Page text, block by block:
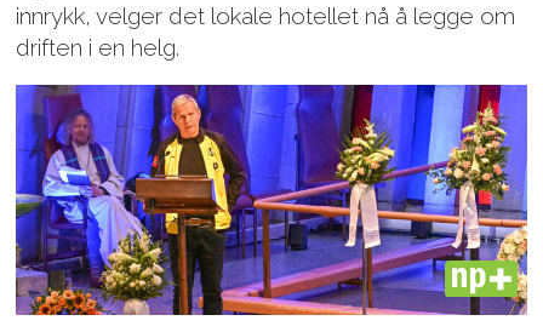
innrykk, velger det lokale hotellet nå å legge om
driften i en helg.
PLUS